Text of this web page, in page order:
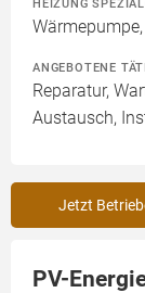
ANGEBOTENE
Reparatur,
Austausch,
Jetzt
PV-